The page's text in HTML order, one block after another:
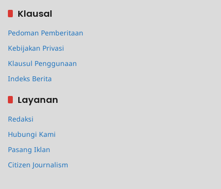
Klausal
Pedoman Pemberitaan
Kebijakan Privasi
Klausul Penggunaan
Indeks Berita
Layanan
Redaksi
Hubungi Kami
Pasang Iklan
Citizen Journalism